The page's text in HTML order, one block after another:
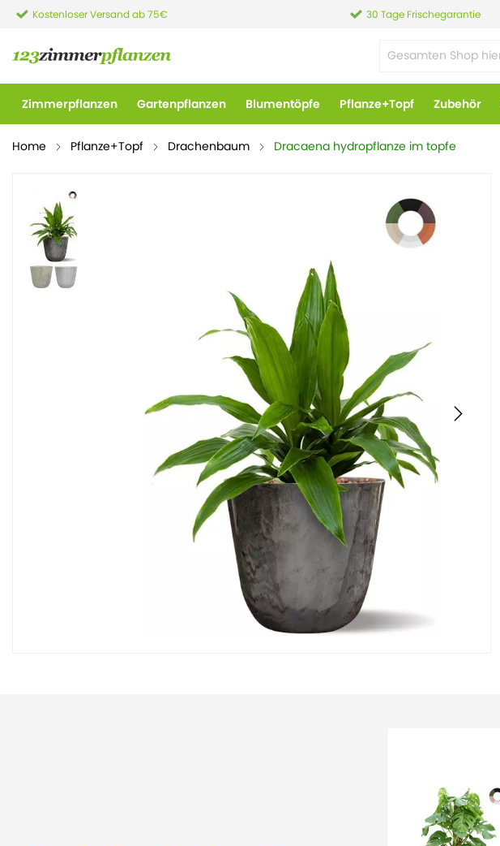
Kostenloser Versand ab 75€ 30 Tage Frischegarantie
Zimmerpflanzen Gartenpflanzen Blumentöpfe Pflanze+Topf Zubehör
Home Pflanze+Topf Drachenbaum Dracaena hydropflanze im topfe